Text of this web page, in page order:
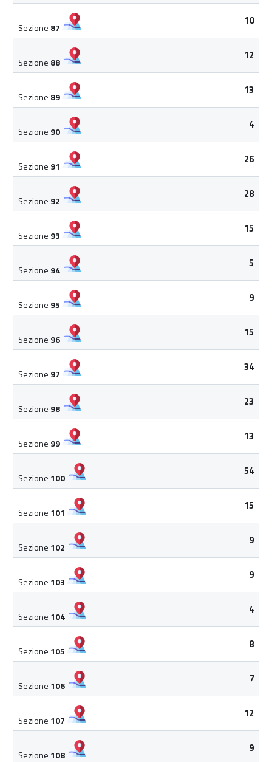
Sezione 87
10
Sezione 88
12
Sezione 89
13
Sezione 90
4
Sezione 91
26
Sezione 92
28
Sezione 93
15
Sezione 94
5
Sezione 95
9
Sezione 96
15
Sezione 97
34
Sezione 98
23
Sezione 99
13
Sezione 100
54
Sezione 101
15
Sezione 102
9
Sezione 103
9
Sezione 104
4
Sezione 105
8
Sezione 106
7
Sezione 107
12
Sezione 108
9